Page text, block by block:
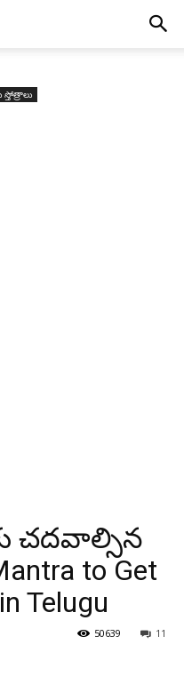
చదవాల్సిన
to Get
Telugu
11
50639